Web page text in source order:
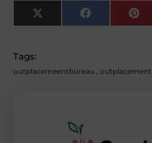
X
(
E
F
A
K
P
I
S
Tags:
outplacemeentbureau ,outplacement